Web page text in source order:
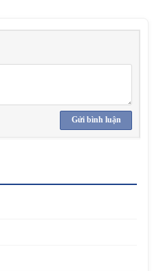
Gửi bình luận